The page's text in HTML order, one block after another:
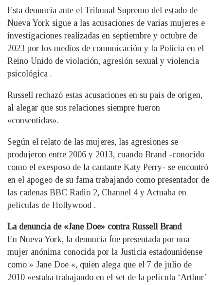
Esta denuncia ante el Tribunal Supremo del estado de
Nueva York sigue a las acusaciones de varias mujeres e
investigaciones realizadas en septiembre y octubre de
2023 por los medios de comunicación y la Policía en el
Reino Unido de violación, agresión sexual y violencia
psicológica .
Russell rechazó estas acusaciones en su país de origen,
al alegar que sus relaciones siempre fueron
«consentidas».
Según el relato de las mujeres, las agresiones se
produjeron entre 2006 y 2013, cuando Brand -conocido
como el exesposo de la cantante Katy Perry- se encontró
en el apogeo de su fama trabajando como presentador de
las cadenas BBC Radio 2, Channel 4 y Actuaba en
películas de Hollywood .
La denuncia de «Jane Doe» contra Russell Brand
En Nueva York, la denuncia fue presentada por una
mujer anónima conocida por la Justicia estadounidense
como » Jane Doe «, quien alega que el 7 de julio de
2010 «estaba trabajando en el set de la película ‘Arthur’